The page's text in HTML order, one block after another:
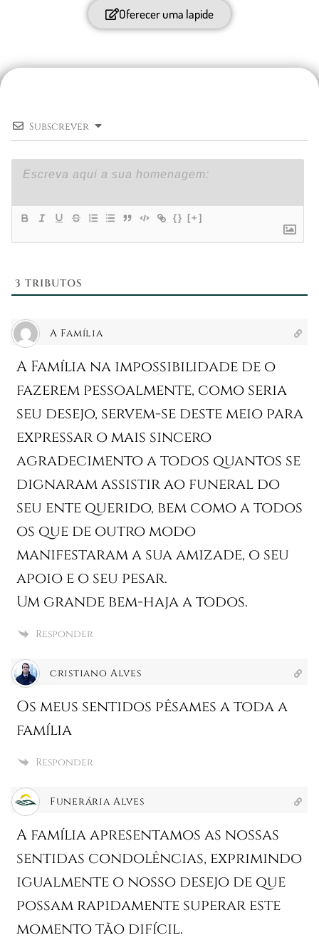
Oferecer uma lapide
Subscrever
{} [+]
3 TRIBUTOS
A Família
A Família na impossibilidade de o
fazerem pessoalmente, como seria
seu desejo, servem-se deste meio para
expressar o mais sincero
agradecimento a todos quantos se
dignaram assistir ao funeral do
seu ente querido, bem como a todos
os que de outro modo
manifestaram a sua amizade, o seu
apoio e o seu pesar.
Um grande bem-haja a todos.
Responder
cristiano Alves
Os meus sentidos pêsames a toda a
família
Responder
Funerária Alves
A família apresentamos as nossas
sentidas condolências, exprimindo
igualmente o nosso desejo de que
possam rapidamente superar este
momento tão difícil.